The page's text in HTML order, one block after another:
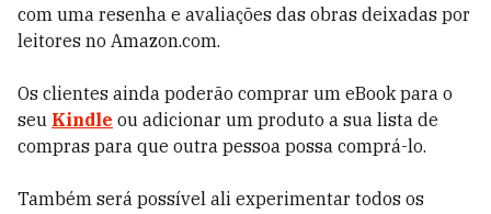
com uma resenha e avaliações das obras deixadas por
leitores no Amazon.com.
Os clientes ainda poderão comprar um eBook para o
seu Kindle ou adicionar um produto a sua lista de
compras para que outra pessoa possa comprá-lo.
Também será possível ali experimentar todos os